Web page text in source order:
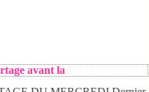
avant la